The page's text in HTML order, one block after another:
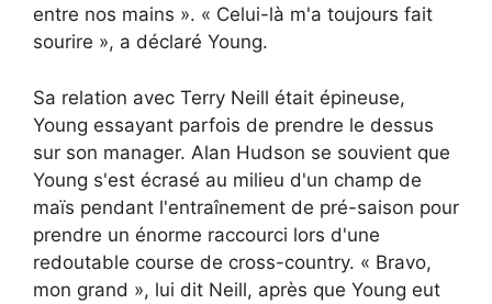
entre nos mains ». « Celui-là m'a toujours fait
sourire », a déclaré Young.
Sa relation avec Terry Neill était épineuse,
Young essayant parfois de prendre le dessus
sur son manager. Alan Hudson se souvient que
Young s'est écrasé au milieu d'un champ de
maïs pendant l'entraînement de pré-saison pour
prendre un énorme raccourci lors d'une
redoutable course de cross-country. « Bravo,
mon grand », lui dit Neill, après que Young eut